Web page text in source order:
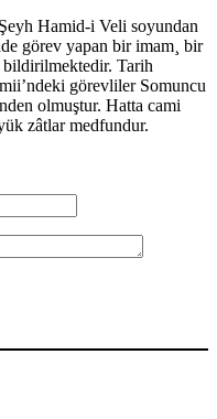
Hamid-i Veli soyundan
görev yapan bir imam¸ bir
bildirilmektedir. Tarih
görevliler Somuncu
olmuştur. Hatta cami
zâtlar medfundur.